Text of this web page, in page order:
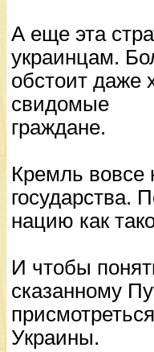
А еще эта
украинцам.
обстоит даже
свидомые
граждане.
Кремль вовсе
государства.
нацию как
И чтобы
сказанному
Украины.